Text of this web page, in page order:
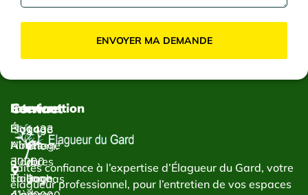
ENVOYER MA DEMANDE
Faites confiance à l’expertise d’Élagueur du Gard, votre
élagueur professionnel, pour l’entretien de vos espaces
Services
Élagage
Abattage
d’arbres
Taillage
Intervention
Élagage
Nîmes
30000
Élagage
Contact
1433
Chem.
du
Bachas